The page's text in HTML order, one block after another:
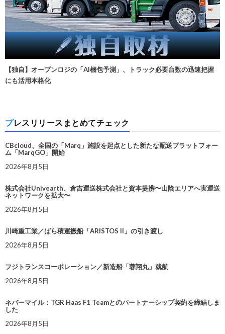
【独自】オープンロジの「AI梱包予測」、トラック必要台数の迅速把握
にも活用本格化
プレスリリースまとめてチェック
CBcloud、全国の「Marq」施設を起点とした新たな配送プラットフォー
ム「MarqGO」開始
2026年8月5日
株式会社Univearth、倉吉運送株式会社と資本提携〜山陰エリアへ実運送
ネットワークを拡大〜
2026年8月5日
川崎重工業／ばら積運搬船「ARISTOS II」の引き渡し
2026年8月5日
フジトランスコーポレーション／新造船「蓉翔丸」就航
2026年8月5日
ネバーマイル：TGR Haas F1 Teamとのパートナーシップ契約を締結しま
した
2026年8月5日